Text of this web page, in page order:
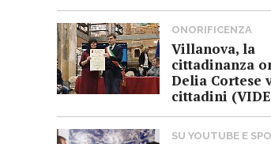
ONORIFICENZA
Villanova, la
cittadinanza
Delia Cortese
cittadini
SU YOUTUBE E